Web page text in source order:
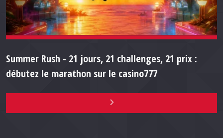
Summer Rush - 21 jours, 21 challenges, 21 prix :
débutez le marathon sur le casino777